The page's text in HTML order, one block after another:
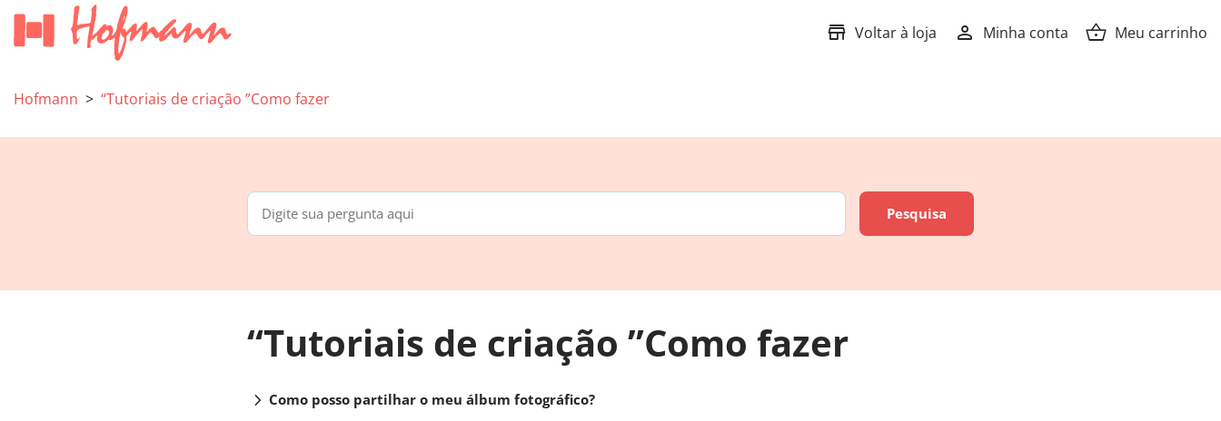
store Voltar à loja person Minha conta shopping_basket Meu carrinho
Hofmann “Tutoriais de criação ”Como fazer
“Tutoriais de criação ”Como fazer
chevron_right Como posso partilhar o meu álbum fotográfico?